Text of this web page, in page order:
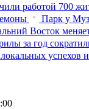
работой 700
Парк у
Восток
за год
успехов